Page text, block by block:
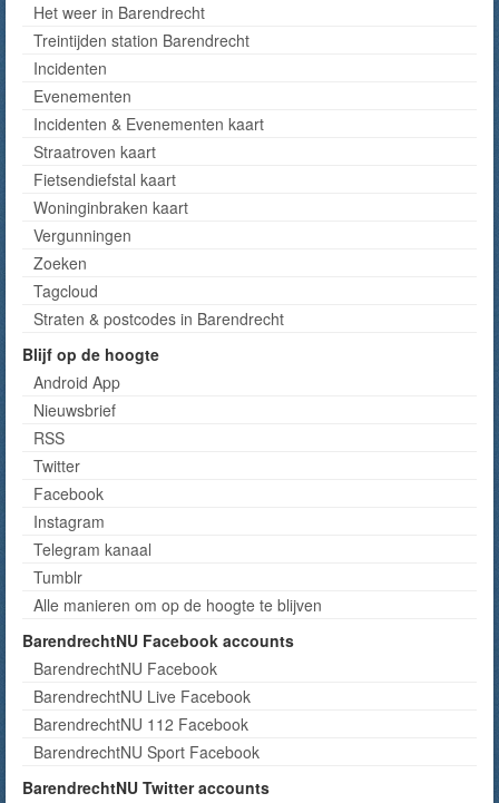
Het weer in Barendrecht
Treintijden station Barendrecht
Incidenten
Evenementen
Incidenten & Evenementen kaart
Straatroven kaart
Fietsendiefstal kaart
Woninginbraken kaart
Vergunningen
Zoeken
Tagcloud
Straten & postcodes in Barendrecht
Blijf op de hoogte
Android App
Nieuwsbrief
RSS
Twitter
Facebook
Instagram
Telegram kanaal
Tumblr
Alle manieren om op de hoogte te blijven
BarendrechtNU Facebook accounts
BarendrechtNU Facebook
BarendrechtNU Live Facebook
BarendrechtNU 112 Facebook
BarendrechtNU Sport Facebook
BarendrechtNU Twitter accounts